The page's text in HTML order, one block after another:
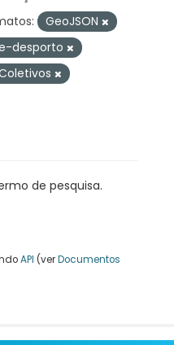
GeoJSON
desporto
de pesquisa.
API (verDocumentos